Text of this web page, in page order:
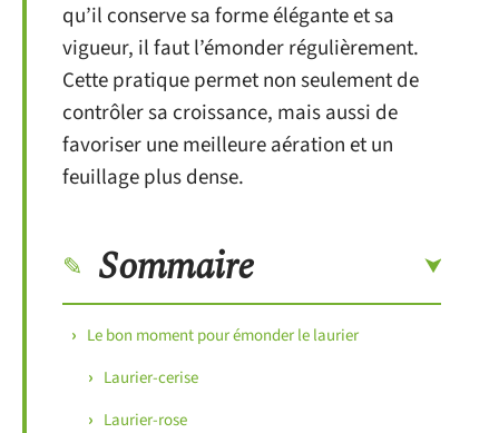
qu’il conserve sa forme élégante et sa
vigueur, il faut l’émonder régulièrement.
Cette pratique permet non seulement de
contrôler sa croissance, mais aussi de
favoriser une meilleure aération et un
feuillage plus dense.
Sommaire
Le bon moment pour émonder le laurier
Laurier-cerise
Laurier-rose